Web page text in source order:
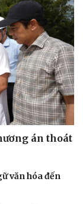
án thoát
văn hóa đến